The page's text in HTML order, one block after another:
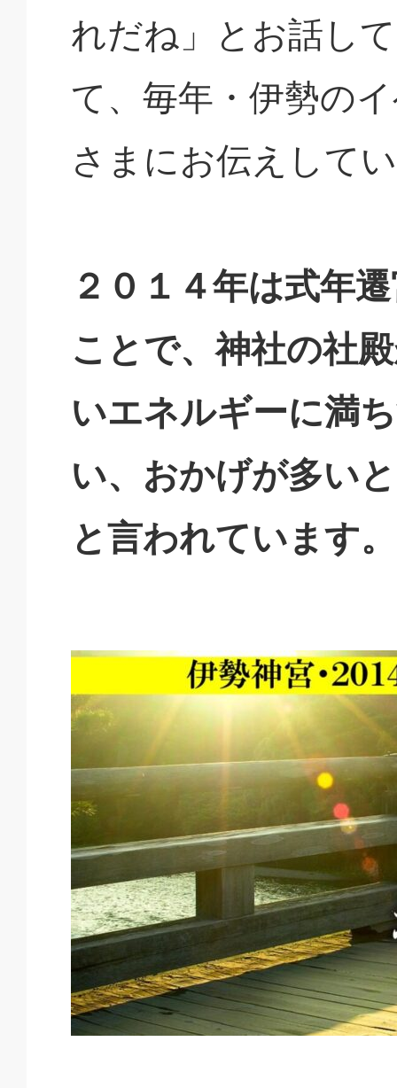
れだね」とお話し
て、毎年・伊勢の
さまにお伝えして
２０１４年は式年
ことで、神社の社
いエネルギーに満
い、おかげが多い
と言われています。